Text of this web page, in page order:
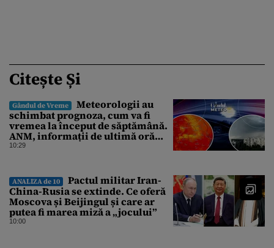
Citește Și
Gândul de Vreme
Meteorologii au
schimbat prognoza, cum va fi
vremea la început de săptămână.
ANM, informații de ultimă oră
pentru Gândul
10:29
ANALIZA de 10
Pactul militar Iran-
China-Rusia se extinde. Ce oferă
Moscova și Beijingul și care ar
putea fi marea miză a „jocului”
10:00